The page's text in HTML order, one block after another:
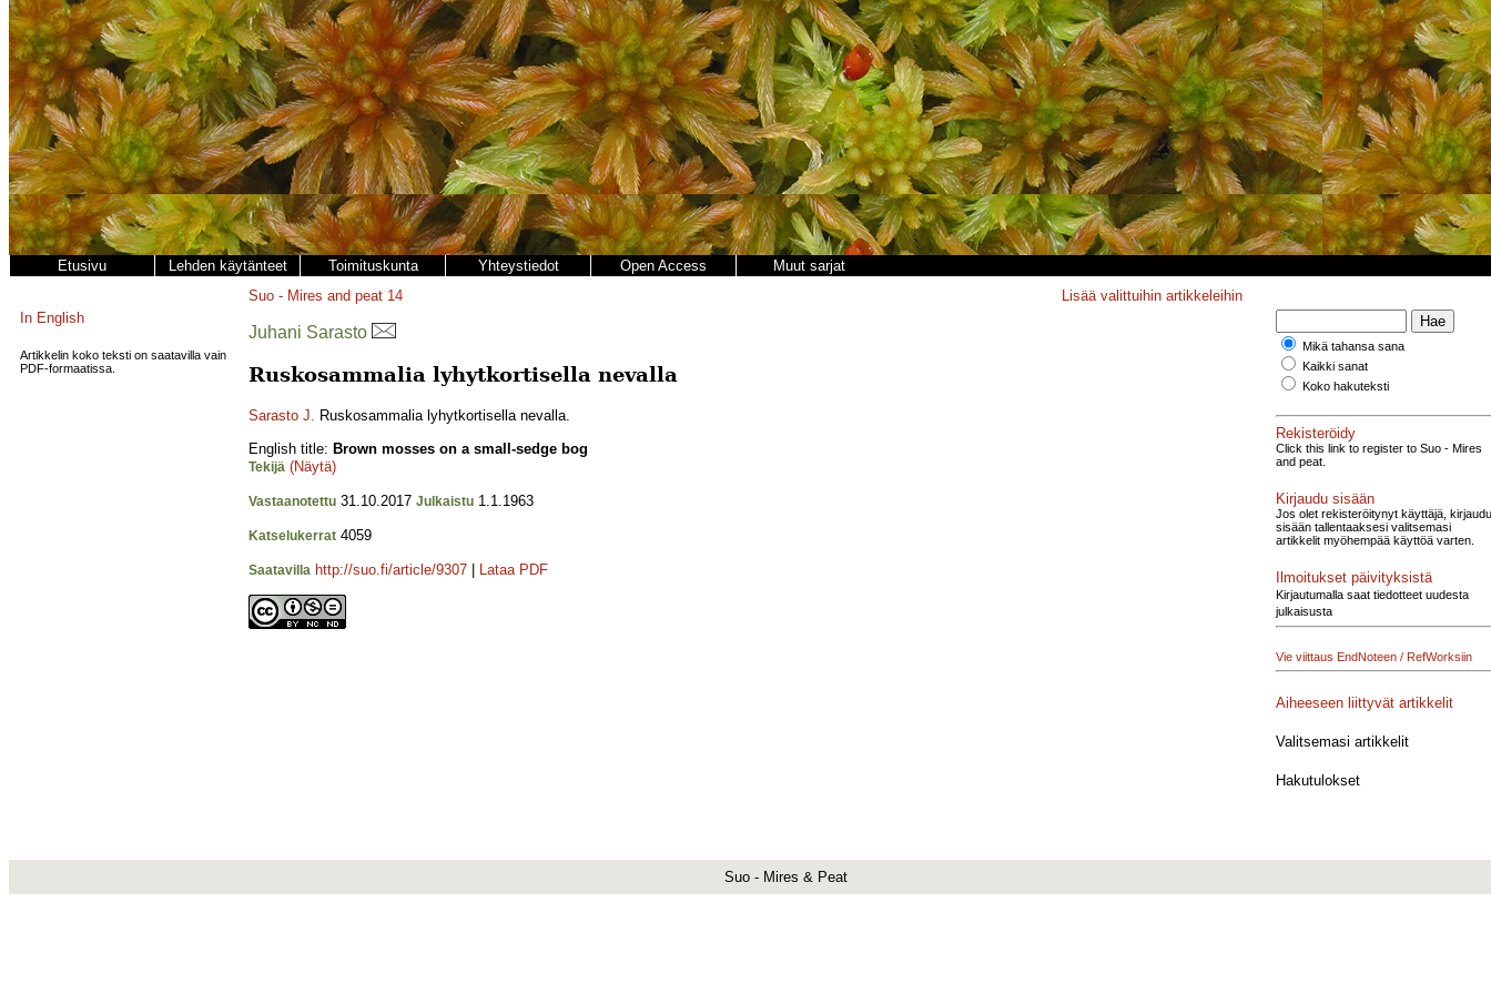
Etusivu Lehden käytänteet Toimituskunta Yhteystiedot Open Access Muut sarjat
In English
Artikkelin koko teksti on saatavilla vain
PDF-formaatissa.
Suo - Mires and peat 14 Lisää valittuihin artikkeleihin
Juhani Sarasto
Ruskosammalia lyhytkortisella nevalla
Sarasto J. Ruskosammalia lyhytkortisella nevalla.
English title: Brown mosses on a small-sedge bog
Tekijä (Näytä)
Vastaanotettu 31.10.2017 Julkaistu 1.1.1963
Katselukerrat 4059
Saatavilla http://suo.fi/article/9307 Lataa PDF
Mikä tahansa sana
Kaikki sanat
Koko hakuteksti
Rekisteröidy
Click this link to register to Suo - Mires
and peat.
Kirjaudu sisään
Jos olet rekisteröitynyt käyttäjä, kirjaudu
sisään tallentaaksesi valitsemasi
artikkelit myöhempää käyttöä varten.
Ilmoitukset päivityksistä
Kirjautumalla saat tiedotteet uudesta
julkaisusta
Vie viittaus EndNoteen / RefWorksiin
Aiheeseen liittyvät artikkelit
Valitsemasi artikkelit
Hakutulokset
Suo - Mires & Peat